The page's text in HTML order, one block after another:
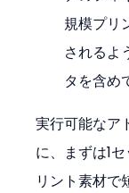
規模プリ
されるよ
タを含め
実行可能なア
に、まずは1
リント素材で